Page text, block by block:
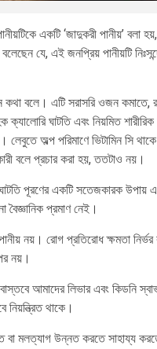
একটি ‘জাদুকরী পানীয়’ বলা
যে, এই জনপ্রিয় পানীয়টি
বলে। এটি সরাসরি ওজন কমাতে,
ঘাটতি এবং নিয়মিত
অল্প পরিমাণে ভিটামিন সি
বলে প্রচার করা হয়, ততটাও নয়।
পূরণের একটি সতেজকারক উপায়
বৈজ্ঞানিক প্রমাণ নেই।
নয়। রোগ প্রতিরোধ ক্ষমতা
নয়।
আমাদের লিভার এবং কিডনি
থাকে।
মলত্যাগ উন্নত করতে সাহায্য করতে